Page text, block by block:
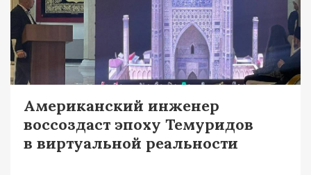
Американский инженер
воссоздаст эпоху Темуридов
в виртуальной реальности